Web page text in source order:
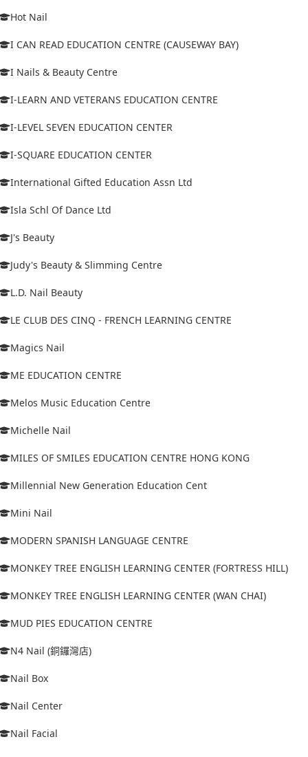
Hot Nail
I CAN READ EDUCATION CENTRE (CAUSEWAY BAY)
I Nails & Beauty Centre
I-LEARN AND VETERANS EDUCATION CENTRE
I-LEVEL SEVEN EDUCATION CENTER
I-SQUARE EDUCATION CENTER
International Gifted Education Assn Ltd
Isla Schl Of Dance Ltd
J's Beauty
Judy's Beauty & Slimming Centre
L.D. Nail Beauty
LE CLUB DES CINQ - FRENCH LEARNING CENTRE
Magics Nail
ME EDUCATION CENTRE
Melos Music Education Centre
Michelle Nail
MILES OF SMILES EDUCATION CENTRE HONG KONG
Millennial New Generation Education Cent
Mini Nail
MODERN SPANISH LANGUAGE CENTRE
MONKEY TREE ENGLISH LEARNING CENTER (FORTRESS HILL)
MONKEY TREE ENGLISH LEARNING CENTER (WAN CHAI)
MUD PIES EDUCATION CENTRE
N4 Nail (銅鑼灣店)
Nail Box
Nail Center
Nail Facial